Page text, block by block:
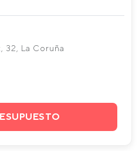
32, La Coruña